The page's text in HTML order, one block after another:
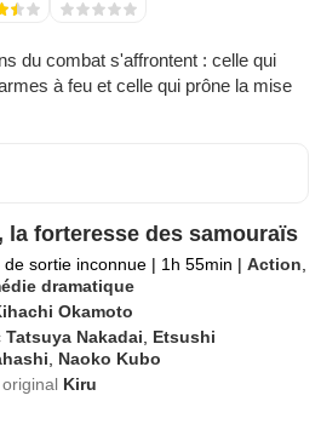
du combat s'affrontent : celle qui
à feu et celle qui prône la mise
la forteresse des samouraïs
de sortie inconnue | 1h 55min | Action,
dramatique
Okamoto
Tatsuya Nakadai, Etsushi
, Naoko Kubo
Kiru